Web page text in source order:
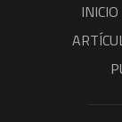
INICIO